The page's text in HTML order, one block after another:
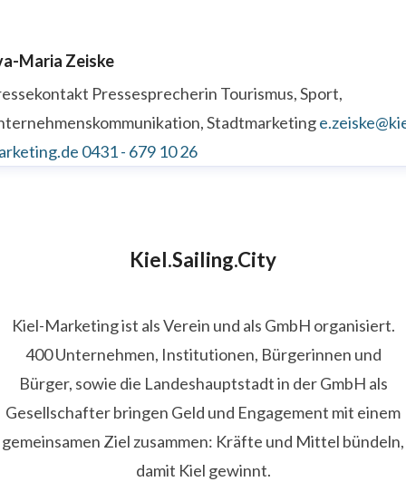
Maria Zeiske
Pressesprecherin Tourismus, Sport,
Stadtmarketing
0431 - 679 10 26
Kiel.Sailing.City
Kiel-Marketing ist als Verein und als GmbH organisiert.
400 Unternehmen, Institutionen, Bürgerinnen und
Bürger, sowie die Landeshauptstadt in der GmbH als
Gesellschafter bringen Geld und Engagement mit einem
gemeinsamen Ziel zusammen: Kräfte und Mittel bündeln,
damit Kiel gewinnt.